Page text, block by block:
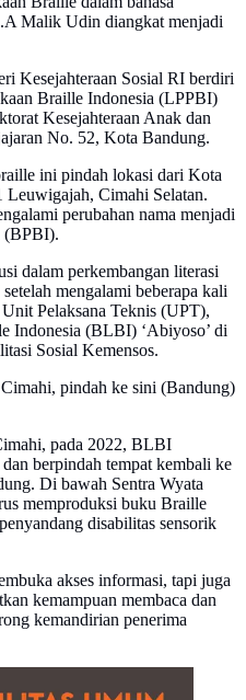
Malik Udin diangkat menjadi
Kesejahteraan Sosial RI berdiri
Braille Indonesia (LPPBI)
Kesejahteraan Anak dan
No. 52, Kota Bandung.
ini pindah lokasi dari Kota
Cimahi Selatan.
perubahan nama menjadi
(BPBI).
dalam perkembangan literasi
mengalami beberapa kali
Pelaksana Teknis (UPT),
Indonesia (BLBI) ‘Abiyoso’ di
Sosial Kemensos.
pindah ke sini (Bandung)
pada 2022, BLBI
berpindah tempat kembali ke
Di bawah Sentra Wyata
memproduksi buku Braille
disabilitas sensorik
akses informasi, tapi juga
kemampuan membaca dan
kemandirian penerima